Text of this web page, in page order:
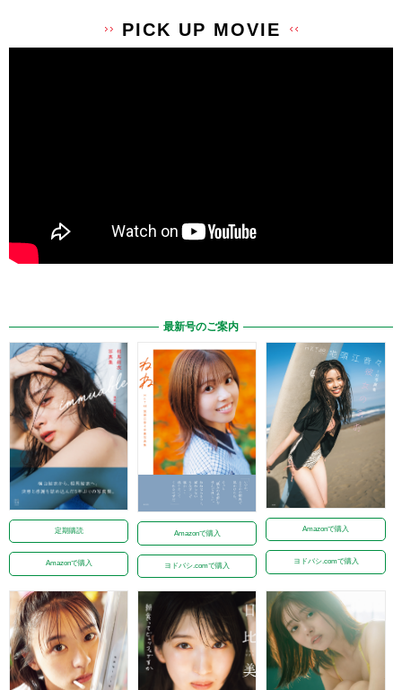
PICK UP MOVIE
最新号のご案内
定期購読
Amazonで購入
Amazonで購入
ヨドバシ.comで購入
Amazonで購入
ヨドバシ.comで購入